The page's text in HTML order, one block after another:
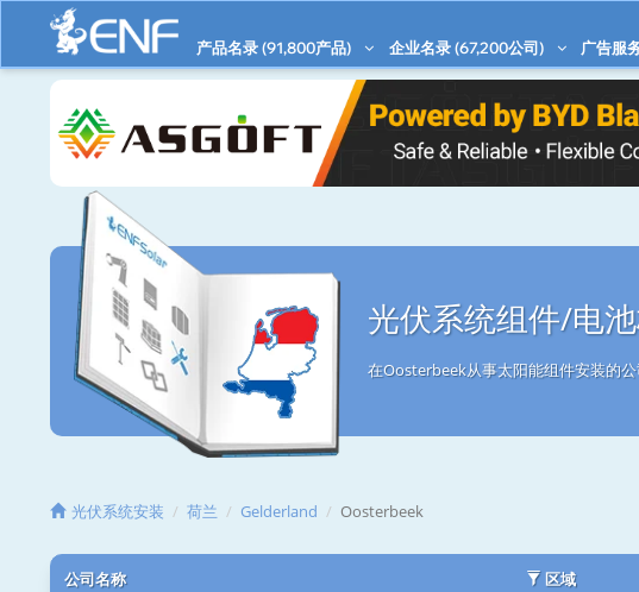
产品名录 (91,800产品) 企业名录 (67,200公司) 广告服
光伏系统组件/电
在Oosterbeek从事太阳能组件安装的
光伏系统安装 荷兰 Gelderland Oosterbeek
公司名称 区域